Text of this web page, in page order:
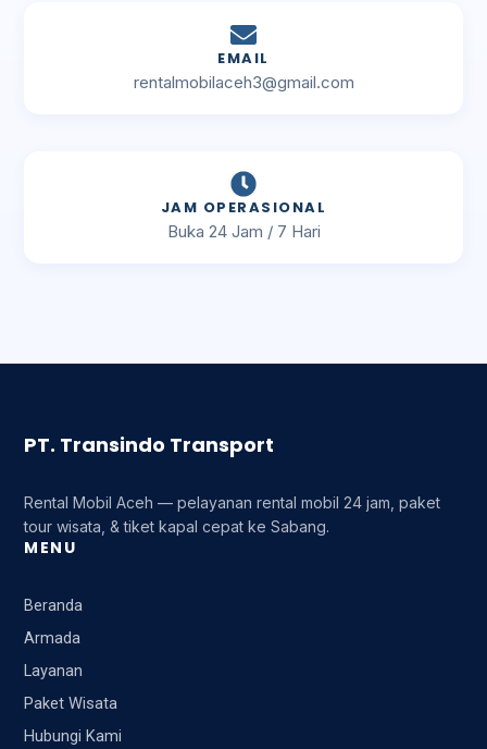
EMAIL
rentalmobilaceh3@gmail.com
JAM OPERASIONAL
Buka 24 Jam / 7 Hari
PT. Transindo Transport
Rental Mobil Aceh — pelayanan rental mobil 24 jam, paket
tour wisata, & tiket kapal cepat ke Sabang.
MENU
Beranda
Armada
Layanan
Paket Wisata
Hubungi Kami